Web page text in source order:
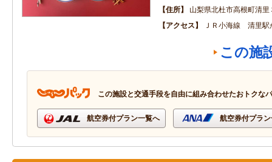
住所
山梨県北杜市高根町清
アクセス
ＪＲ小海線 清里駅
この施
この施設と交通手段を自由に組み合わせたおトクな
航空券付プラン一覧へ 航空券付プラ